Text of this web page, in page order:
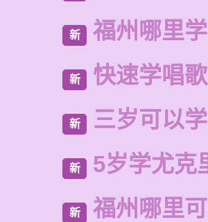
新 福州哪里
新 快速学唱
新 三岁可以
新 5岁学尤克
新 福州哪里